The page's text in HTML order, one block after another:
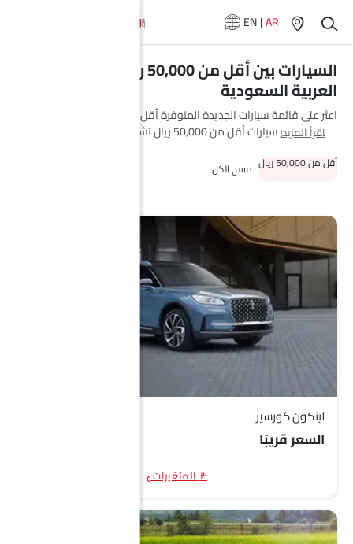
EN|AR
السيارات بين أقل من 50,000 ريال في المملكة
العربية السعودية
Arabia. أشهر سيارات أقل من 50,000 ريال تشمل هيونداي توسان
أقل من 50,000 ريال هي are
هيونداي,بايك,
ميتسوبيشي
. اختر طرازًا أدناه لعرض الأسعار حسب المدينة، والعروض،
والفئات، والمواصفات، والصور، واستهلاك الوقود، والمراجعات.
شانجان السفن
بايك D50
ميتسوبيشي سبيس ستار
ميتسوبيشي اتراج
شيري أريزو 5 برو
اقرأ المزيد
أقل من 50,000 ريال مسح الكل
لينكون كورسير
السعر قريبًا
٣ المتغيرات